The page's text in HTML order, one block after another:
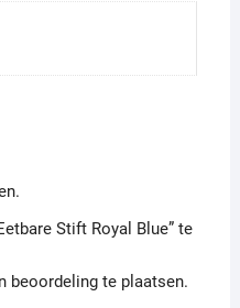
Stift Royal Blue” te
beoordeling te plaatsen.